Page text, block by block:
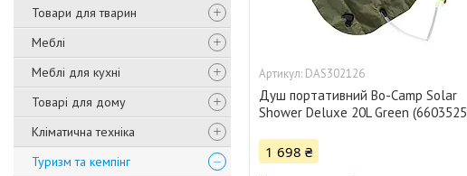
Товари для тварин
Меблі
Меблі для кухні
Товарі для дому
Кліматична техніка
Туризм та кемпінг
DAS302126
Душ портативний Bo-Camp Solar
Shower Deluxe 20L Green
1 698 ₴